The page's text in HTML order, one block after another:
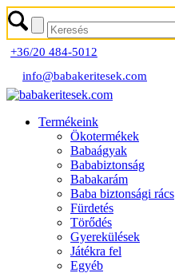
+36/20 484-5012
info@babakeritesek.com
Termékeink
Ökotermékek
Babaágyak
Bababiztonság
Babakarám
Baba biztonsági rács
Fürdetés
Törődés
Gyerekülések
Játékra fel
Egyéb